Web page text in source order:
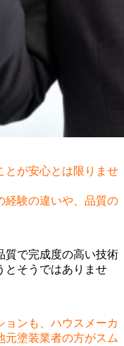
とが安心とは限りませ
経験の違いや、品質の
質で完成度の高い技術
とそうではありませ
ョンも、ハウスメーカ
元塗装業者の方がスム